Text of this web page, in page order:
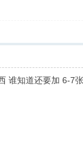
谁知道还要加 6-7